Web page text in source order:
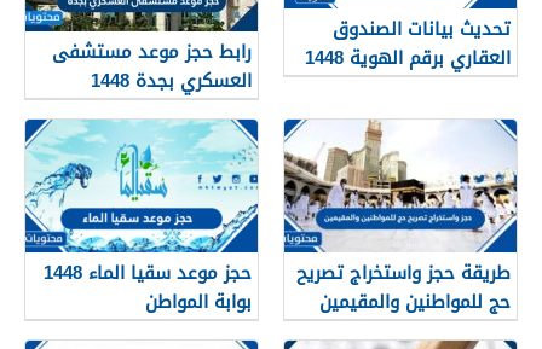
تحديث بيانات الصندوق
العقاري برقم الهوية 1448
الرابط والخطوات
رابط حجز موعد مستشفى
العسكري بجدة 1448
طريقة حجز واستخراج تصريح
حج للمواطنين والمقيمين
1448
حجز موعد سقيا الماء 1448
بوابة المواطن